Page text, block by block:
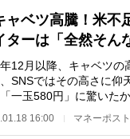
ャベツ高騰！米
ターは「全然そ
12月以降、キャベツの
SNSではその高さに仰
一玉580円」に驚いた
16:00 マネーポス